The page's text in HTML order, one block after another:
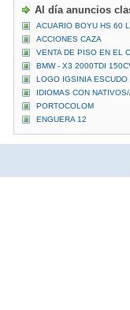
Al día anuncios
ACUARIO BOYU HS 60
ACCIONES CAZA
VENTA DE PISO EN EL
BMW - X3 2000TDI
LOGO IGSINIA ESCUDO
IDIOMAS CON
PORTOCOLOM
ENGUERA 12